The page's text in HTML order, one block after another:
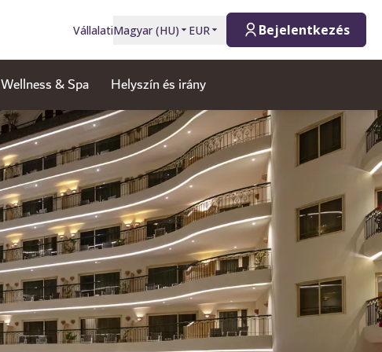
VállalatiMagyar(HU) EUR Bejelentkezés
Wellness & Spa Helyszín és irány